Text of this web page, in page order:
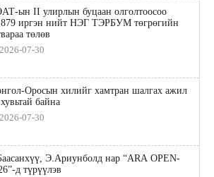
ын II улирлын буцаан олголтоосоо
иргэн нийт НЭГ ТЭРБУМ төгрөгийн
төлөв
2026-07-30
Оросын хилийг хамтран шалгах ажил
байна
2026-07-30
Э.Ариунболд нар “ARA OPEN-
д түрүүлэв